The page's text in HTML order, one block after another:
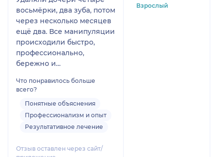
восьмёрки, два зуба, потом
через несколько месяцев
ещё два. Все манипуляции
происходили быстро,
профессионально,
бережно и
высшей категории, по
Рекомендую всем, если бы
в моем детстве были такие
стоматологи и хирурги, у
стоматологической
Что понравилось больше
всего?
Понятные объяснения
Профессионализм и опыт
Результативное лечение
Отзыв оставлен через сайт/
Взрослый